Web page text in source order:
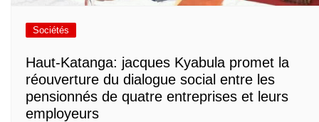
Sociétés
Haut-Katanga: jacques Kyabula promet la
réouverture du dialogue social entre les
pensionnés de quatre entreprises et leurs
employeurs